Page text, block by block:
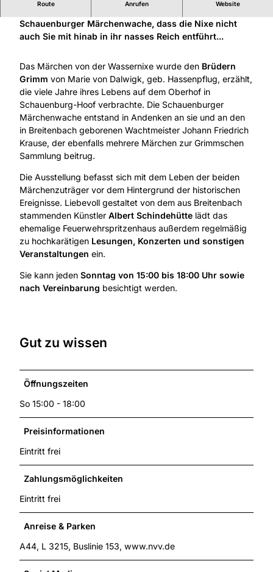
Route Anrufen Website
Schauenburger Märchenwache, dass die Nixe nicht
auch Sie mit hinab in ihr nasses Reich entführt...
Das Märchen von der Wassernixe wurde den Brüdern
Grimm von Marie von Dalwigk, geb. Hassenpflug, erzählt,
die viele Jahre ihres Lebens auf dem Oberhof in
Schauenburg-Hoof verbrachte. Die Schauenburger
Märchenwache entstand in Andenken an sie und an den
in Breitenbach geborenen Wachtmeister Johann Friedrich
Krause, der ebenfalls mehrere Märchen zur Grimmschen
Sammlung beitrug.
Die Ausstellung befasst sich mit dem Leben der beiden
Märchenzuträger vor dem Hintergrund der historischen
Ereignisse. Liebevoll gestaltet von dem aus Breitenbach
stammenden Künstler Albert Schindehütte lädt das
ehemalige Feuerwehrspritzenhaus außerdem regelmäßig
zu hochkarätigen Lesungen, Konzerten und sonstigen
Veranstaltungen ein.
Sie kann jeden Sonntag von 15:00 bis 18:00 Uhr sowie
nach Vereinbarung besichtigt werden.
Gut zu wissen
Öffnungszeiten
So 15:00 - 18:00
Preisinformationen
Eintritt frei
Zahlungsmöglichkeiten
Eintritt frei
Anreise & Parken
A44, L 3215, Buslinie 153, www.nvv.de